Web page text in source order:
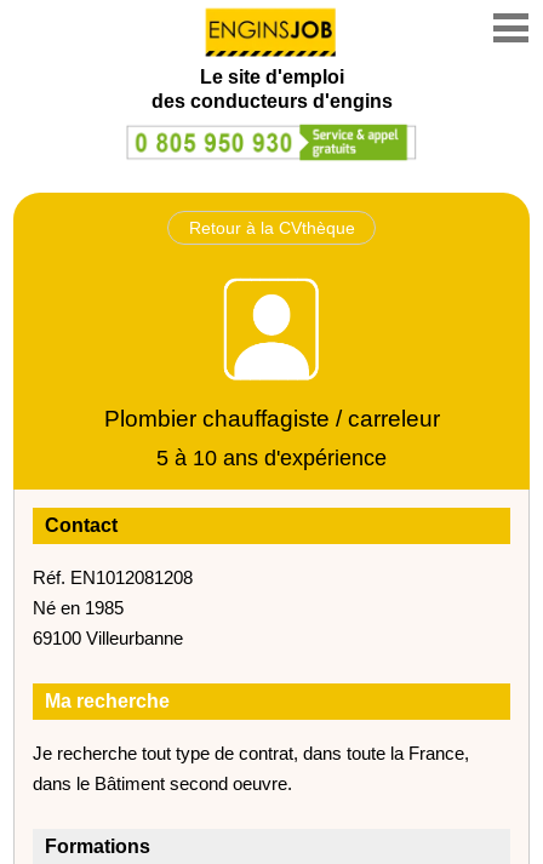
Le site d'emploi
des conducteurs d'engins
Retour à la CVthèque
Plombier chauffagiste / carreleur
5 à 10 ans d'expérience
Contact
Réf. EN1012081208
Né en 1985
69100 Villeurbanne
Ma recherche
Je recherche tout type de contrat, dans toute la France,
dans le Bâtiment second oeuvre.
Formations